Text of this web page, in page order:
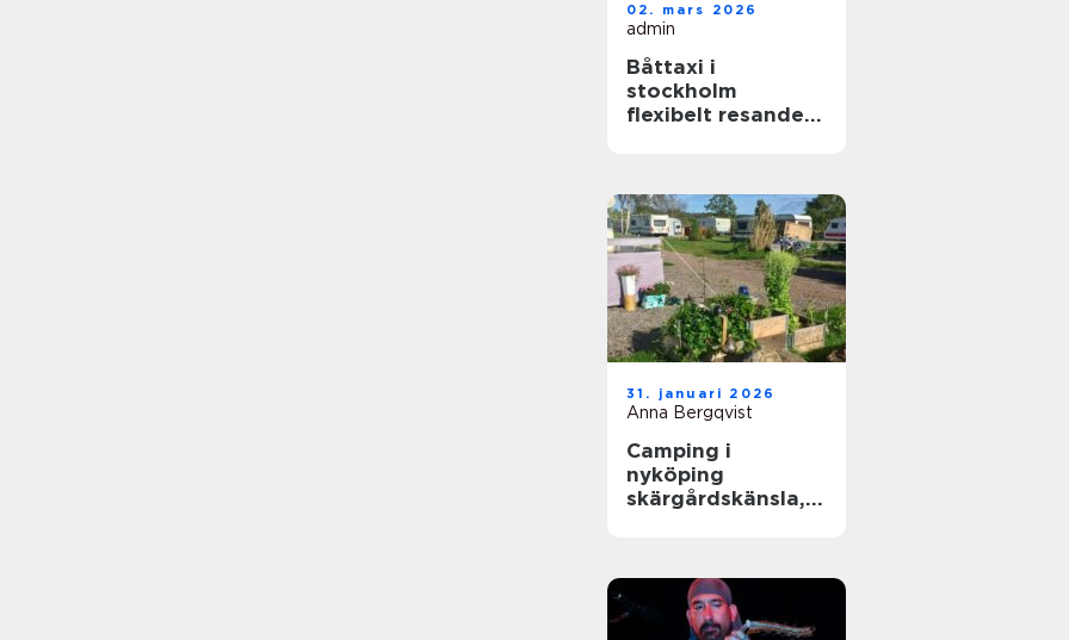
02. mars 2026
admin
Båttaxi i
stockholm
flexibelt resande i
31. januari 2026
Anna Bergqvist
Camping i
nyköping
skärgårdskänsla,